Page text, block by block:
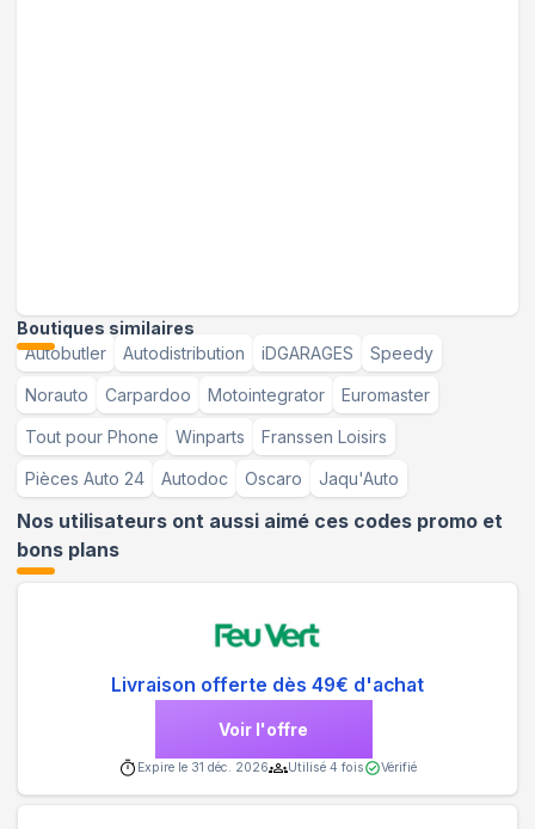
Boutiques similaires
Autobutler
Autodistribution iDGARAGES Speedy
Norauto Carpardoo Motointegrator Euromaster
Tout pour Phone Winparts Franssen Loisirs
Pièces Auto 24 Autodoc Oscaro Jaqu'Auto
Nos utilisateurs ont aussi aimé ces codes promo et
bons plans
Livraison offerte dès 49€ d'achat
Voir l'offre
Expire le 31 déc. 2026 Utilisé 4 fois Vérifié